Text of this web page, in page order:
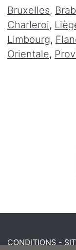
Bruxelles,
Charleroi,
Limbourg,
Orientale,
CONDITIONS -